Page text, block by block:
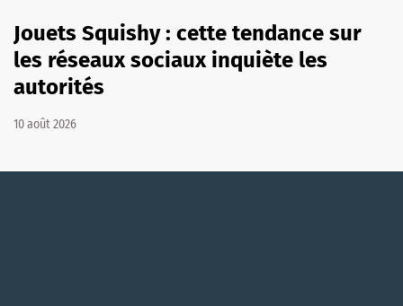
Jouets Squishy : cette tendance sur
les réseaux sociaux inquiète les
autorités
10 août 2026